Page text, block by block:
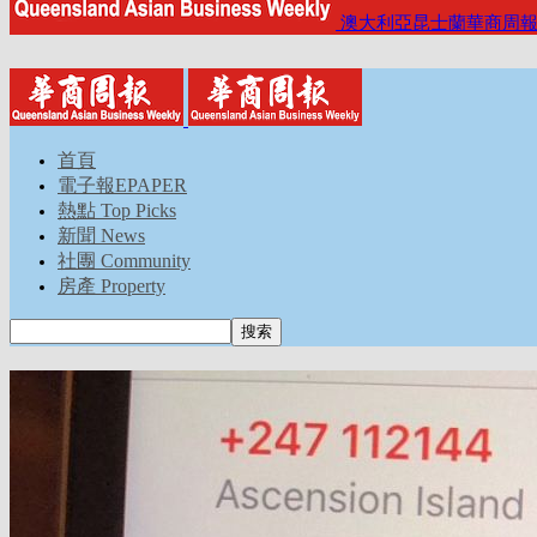
澳大利亞昆士蘭華商周報
首頁
電子報EPAPER
熱點 Top Picks
新聞 News
社團 Community
房產 Property